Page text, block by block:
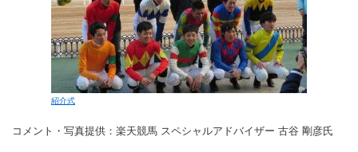
紹介式
コメント・写真提供：楽天競馬 スペシャルアドバイザー 古谷 剛彦氏